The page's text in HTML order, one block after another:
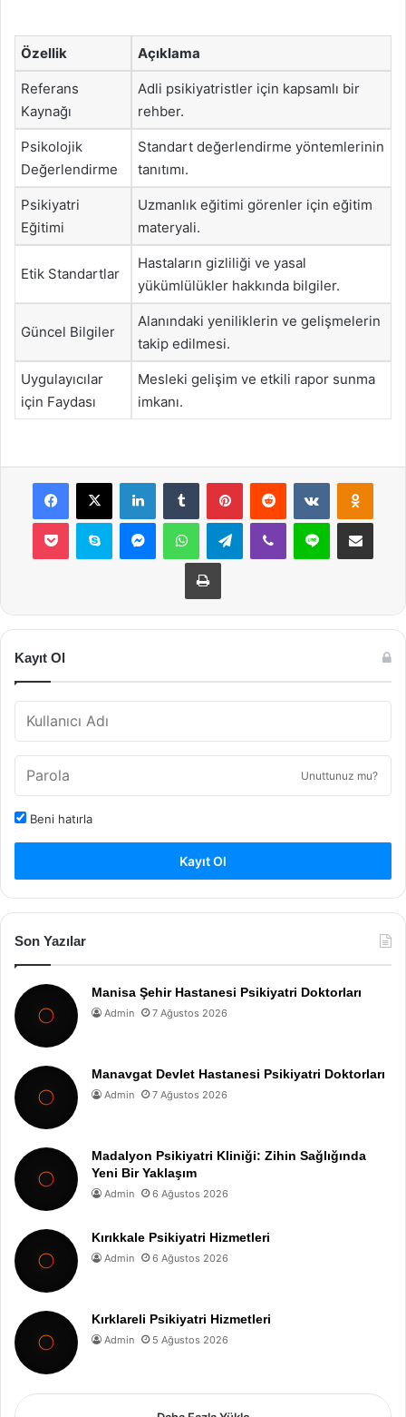
Özellik Açıklama
Referans
Kaynağı
Adli psikiyatristler için kapsamlı bir
rehber.
Psikolojik
Değerlendirme
Standart değerlendirme yöntemlerinin
tanıtımı.
Psikiyatri
Eğitimi
Uzmanlık eğitimi görenler için eğitim
materyali.
Etik Standartlar
Hastaların gizliliği ve yasal
yükümlülükler hakkında bilgiler.
Güncel Bilgiler
Alanındaki yeniliklerin ve gelişmelerin
takip edilmesi.
Uygulayıcılar
için Faydası
Mesleki gelişim ve etkili rapor sunma
imkanı.
Facebook
X LinkedInTumblr PinterestReddit VKontakte
Pocket Skype MessengerWhatsAppTelegramViber Line E-Posta ile
Yazdır
Kayıt Ol
Unuttunuz mu?
Beni hatırla
Kayıt Ol
Son Yazılar
Manisa Şehir Hastanesi Psikiyatri Doktorları
Admin 7 Ağustos 2026
Manavgat Devlet Hastanesi Psikiyatri Doktorları
Admin 7 Ağustos 2026
Madalyon Psikiyatri Kliniği: Zihin Sağlığında
Yeni Bir Yaklaşım
Admin 6 Ağustos 2026
Kırıkkale Psikiyatri Hizmetleri
Admin 6 Ağustos 2026
Kırklareli Psikiyatri Hizmetleri
Admin 5 Ağustos 2026